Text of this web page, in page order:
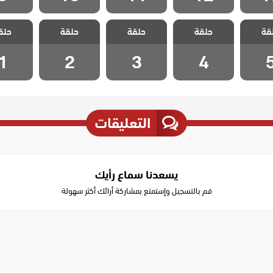
ويبقي
5
مسلسل ويبقي
الامل مدبلج
الحلقة 4
حلقة
4
مسلسل ويبقي
الامل مدبلج
الحلقة 3
حلقة
3
مسلسل ويبقي
الامل مدبلج
الحلقة 2
حلقة
2
مسلسل
1
التعليقات
يسعدنا سماع رأيك
قم بالتسجيل وإستمتع بمشاركة أرائك أكثر سهولة